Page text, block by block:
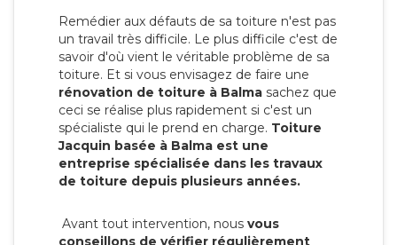
Remédier aux défauts de sa toiture n'est pas
un travail très difficile. Le plus difficile c'est de
savoir d'où vient le véritable problème de sa
toiture. Et si vous envisagez de faire une
rénovation de toiture à Balma sachez que
ceci se réalise plus rapidement si c'est un
spécialiste qui le prend en charge. Toiture
Jacquin basée à Balma est une
entreprise spécialisée dans les travaux
de toiture depuis plusieurs années.
Avant tout intervention, nous vous
conseillons de vérifier régulièrement